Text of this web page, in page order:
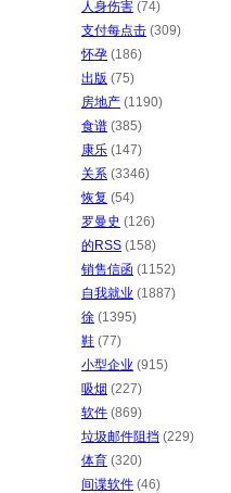
人身伤害 (74)
支付每点击 (309)
怀孕 (186)
出版 (75)
房地产 (1190)
食谱 (385)
康乐 (147)
关系 (3346)
恢复 (54)
罗曼史 (126)
的RSS (158)
销售信函 (1152)
自我就业 (1887)
徐 (1395)
鞋 (77)
小型企业 (915)
吸烟 (227)
软件 (869)
垃圾邮件阻挡 (229)
体育 (320)
间谍软件 (46)